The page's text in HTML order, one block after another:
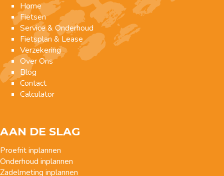
Home
Fietsen
Service & Onderhoud
Fietsplan & Lease
Verzekering
Over Ons
Blog
Contact
Calculator
AAN DE SLAG
Proefrit inplannen
Onderhoud inplannen
Zadelmeting inplannen